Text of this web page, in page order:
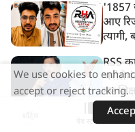
'1857
आए
त्यागी,
RSS
नए
वेब स्टोरीज़
We use cookies to
accept or reject tracking.